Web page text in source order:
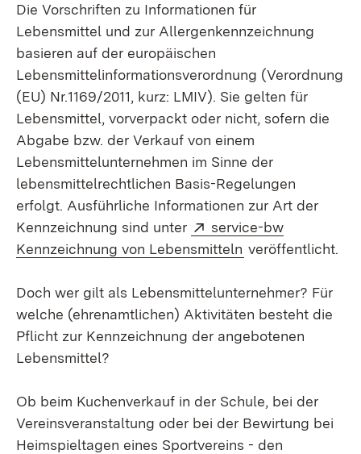
Die Vorschriften zu Informationen für
Lebensmittel und zur Allergenkennzeichnung
basieren auf der europäischen
Lebensmittelinformationsverordnung (Verordnung
(EU) Nr.1169/2011, kurz: LMIV). Sie gelten für
Lebensmittel, vorverpackt oder nicht, sofern die
Abgabe bzw. der Verkauf von einem
Lebensmittelunternehmen im Sinne der
lebensmittelrechtlichen Basis-Regelungen
erfolgt. Ausführliche Informationen zur Art der
Kennzeichnung sind unter
Extern:
service-bw
Kennzeichnung von Lebensmitteln (Öffnet in neuem
veröffentlicht.
Doch wer gilt als Lebensmittelunternehmer? Für
welche (ehrenamtlichen) Aktivitäten besteht die
Pflicht zur Kennzeichnung der angebotenen
Lebensmittel?
Ob beim Kuchenverkauf in der Schule, bei der
Vereinsveranstaltung oder bei der Bewirtung bei
Heimspieltagen eines Sportvereins - den